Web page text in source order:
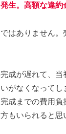
生。高額な違約
はありません。
成が遅れて、当
がなくなって
成までの費用負
もいられると思